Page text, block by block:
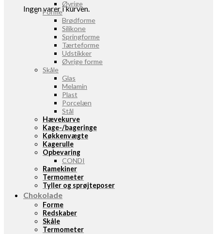
Ingen varer i kurven.
Øvrige
Forme
Brødforme
Silikone
Springforme
Tærteforme
Udstikker
Øvrige forme
Skåle
Glas
Melamin
Plast
Porcelæn
Stål
Hævekurve
Kage-/bageringe
Køkkenvægte
Kagerulle
Opbevaring
CONDI
Ramekiner
Termometer
Tyller og sprøjteposer
Chokolade
Forme
Redskaber
Skåle
Termometer